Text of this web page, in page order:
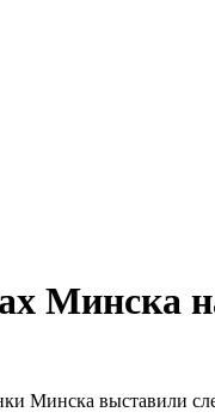
Минска
Минска выставили